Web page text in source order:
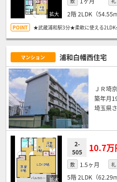
2階2LDK（54.55
★武蔵浦和駅3分★柔軟に使える
マンション 浦和白幡西住宅
ＪＲ埼
築年月
埼玉県
2-
505
10.7万
敷 1.5ヶ月 礼
5階2LDK（62.29